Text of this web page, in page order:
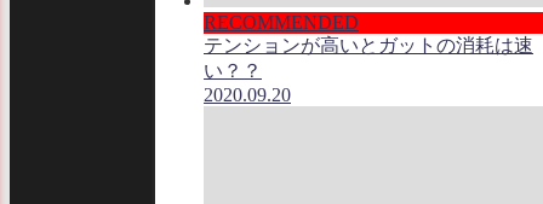
RECOMMENDED
テンションが高いとガットの消耗は速
い？？
2020.09.20